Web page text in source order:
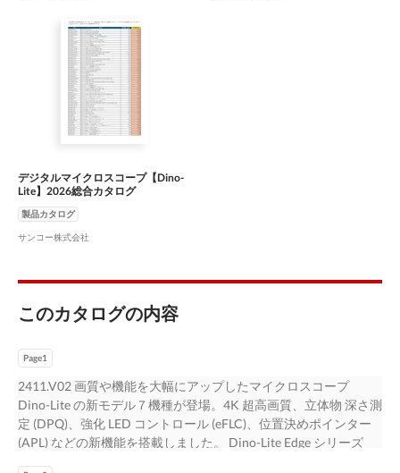
デジタルマイクロスコープ【Dino-
Lite】2026総合カタログ
製品カタログ
サンコー株式会社
このカタログの内容
Page1
2411.V02 画質や機能を大幅にアップしたマイクロスコープ
Dino-Lite の新モデル７機種が登場。4K 超高画質、立体物 深さ測
定 (DPQ)、強化 LED コントロール (eFLC)、位置決めポインター
(APL) などの新機能を搭載しました。 Dino-Lite Edge シリーズ